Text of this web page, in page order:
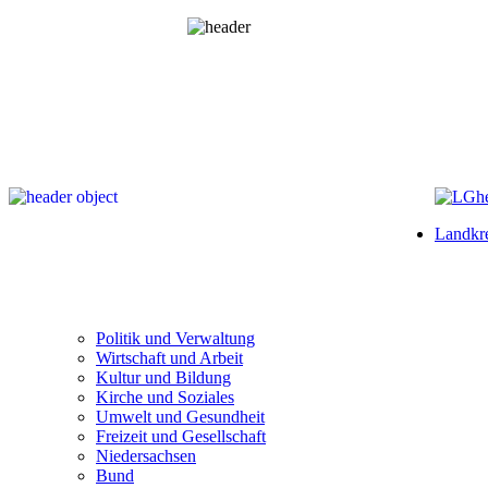
Politik und Verwaltung
Wirtschaft und Arbeit
Kultur und Bildung
Kirche und Soziales
Umwelt und Gesundheit
Freizeit und Gesellschaft
Niedersachsen
Bund